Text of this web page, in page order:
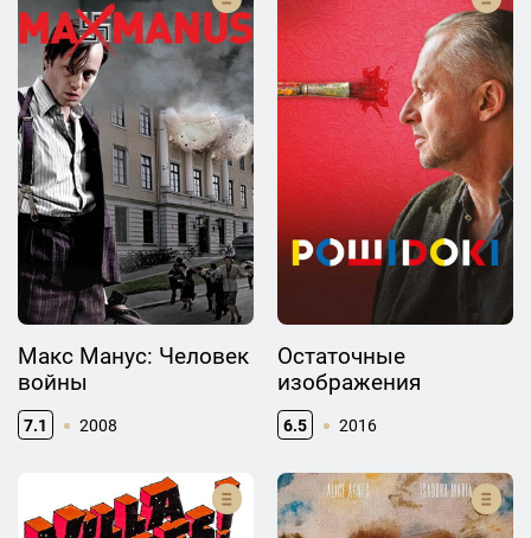
Макс Манус: Человек
войны
7.1 2008
Остаточные
изображения
6.5 2016